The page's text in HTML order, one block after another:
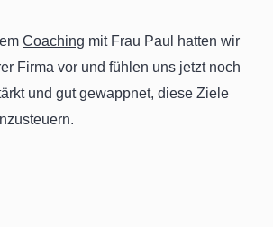
Coaching mit Frau Paul hatten wir
Firma vor und fühlen uns jetzt noch
und gut gewappnet, diese Ziele